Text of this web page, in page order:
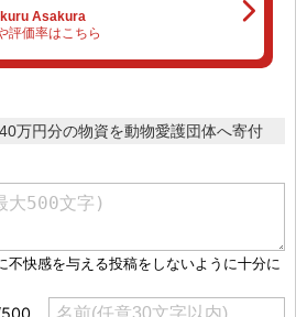
Asakura
評価率はこちら
万円分の物資を動物愛護団体へ寄付